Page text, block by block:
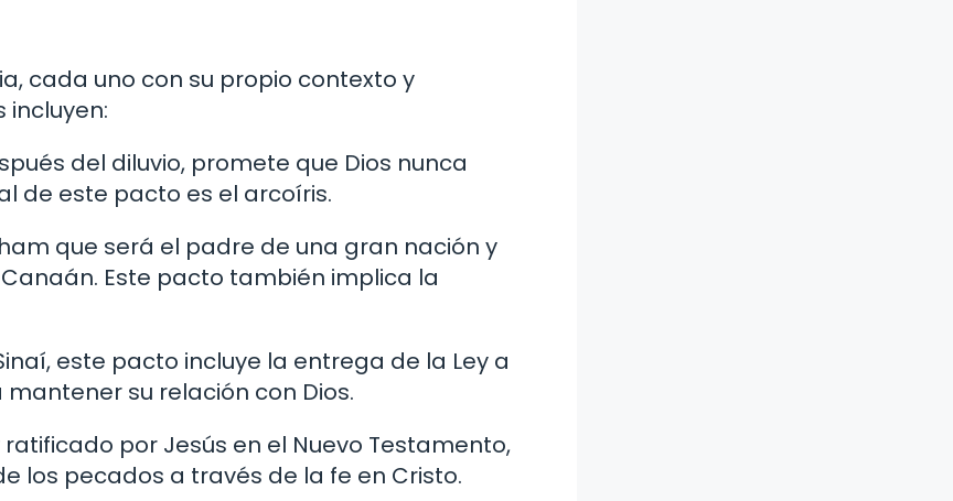
cada uno con su propio contexto y
incluyen:
del diluvio, promete que Dios nunca
de este pacto es el arcoíris.
que será el padre de una gran nación y
Este pacto también implica la
este pacto incluye la entrega de la Ley a
su relación con Dios.
por Jesús en el Nuevo Testamento,
los pecados a través de la fe en Cristo.